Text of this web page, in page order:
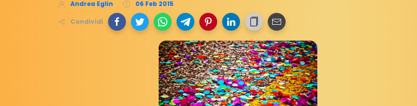
Andrea Eglin 06 Feb 2015
Condividi